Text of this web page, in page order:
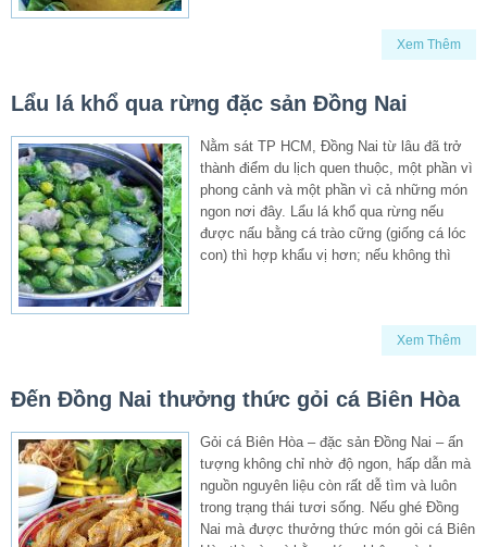
Xem Thêm
Lẩu lá khổ qua rừng đặc sản Đồng Nai
Nằm sát TP HCM, Đồng Nai từ lâu đã trở
thành điểm du lịch quen thuộc, một phần vì
phong cảnh và một phần vì cả những món
ngon nơi đây. Lẩu lá khổ qua rừng nếu
được nấu bằng cá trào cững (giống cá lóc
con) thì hợp khẩu vị hơn; nếu không thì
Xem Thêm
Đến Đồng Nai thưởng thức gỏi cá Biên Hòa
Gỏi cá Biên Hòa – đặc sản Đồng Nai – ấn
tượng không chỉ nhờ độ ngon, hấp dẫn mà
nguồn nguyên liệu còn rất dễ tìm và luôn
trong trạng thái tươi sống. Nếu ghé Đồng
Nai mà được thưởng thức món gỏi cá Biên